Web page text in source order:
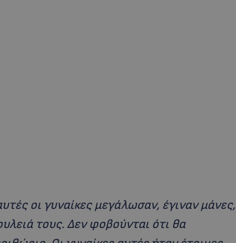
οι γυναίκες μεγάλωσαν, έγιναν μάνες,
τους. Δεν φοβούνται ότι θα